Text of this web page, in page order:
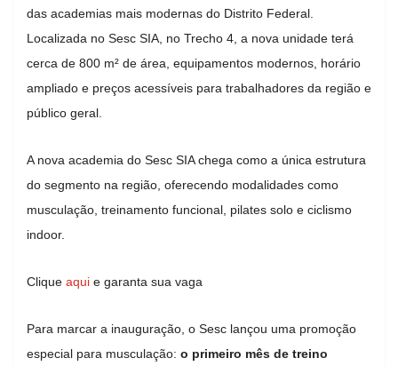
das academias mais modernas do Distrito Federal.
Localizada no Sesc SIA, no Trecho 4, a nova unidade terá
cerca de 800 m² de área, equipamentos modernos, horário
ampliado e preços acessíveis para trabalhadores da região e
público geral.
A nova academia do Sesc SIA chega como a única estrutura
do segmento na região, oferecendo modalidades como
musculação, treinamento funcional, pilates solo e ciclismo
indoor.
Clique aqui e garanta sua vaga
Para marcar a inauguração, o Sesc lançou uma promoção
especial para musculação: o primeiro mês de treino